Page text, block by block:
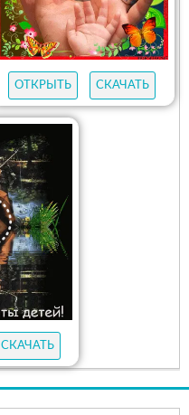
ОТКРЫТЬ СКАЧАТЬ
СКАЧАТЬ